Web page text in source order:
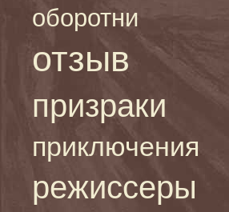
оборотни
отзыв
призраки
приключения
режиссеры